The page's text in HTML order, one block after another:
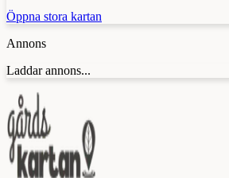
Öppna stora kartan
Annons
Laddar annons...